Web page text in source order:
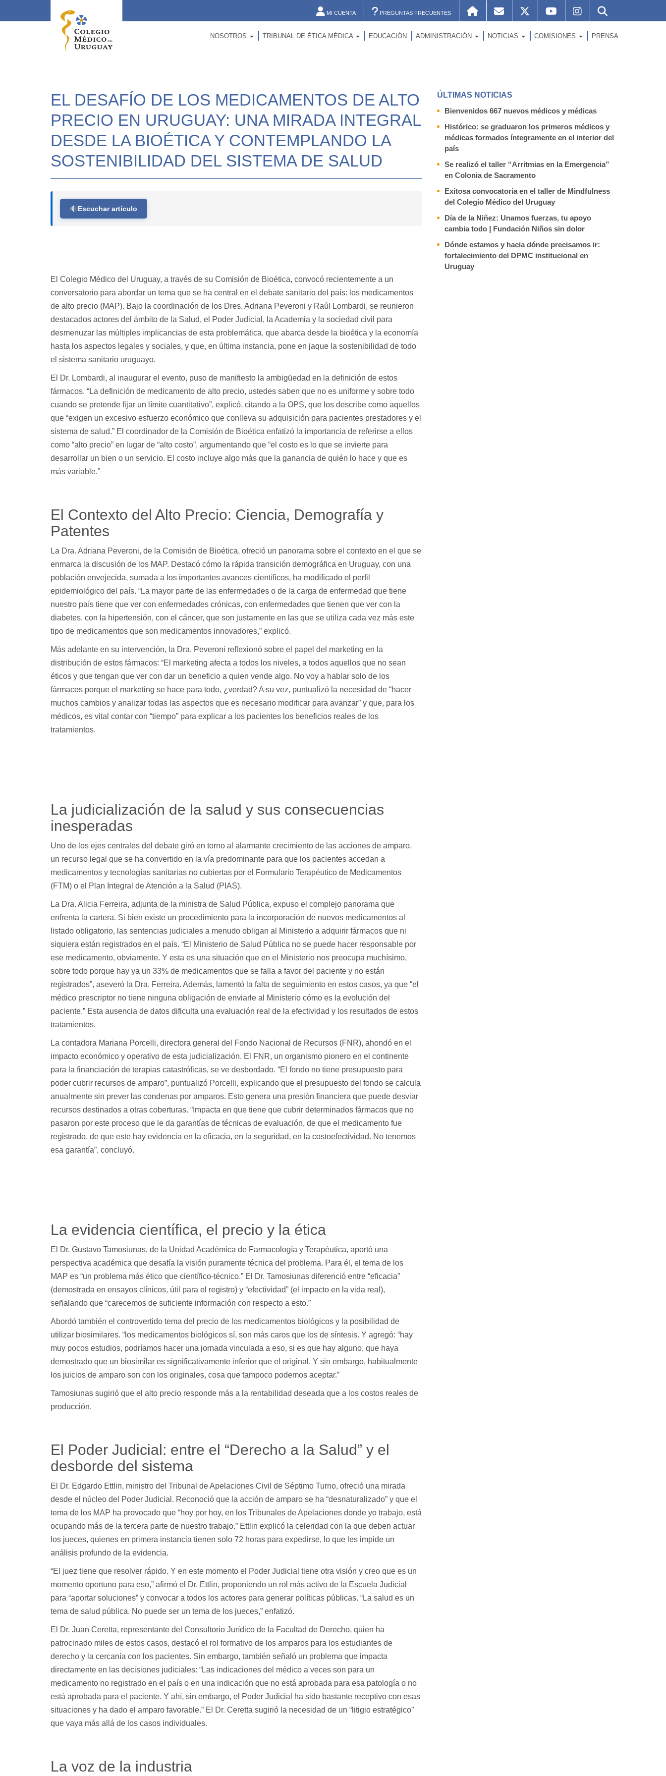
MI CUENTA PREGUNTAS FRECUENTES
NOSOTROS TRIBUNAL DE ÉTICA MÉDICA EDUCACIÓN ADMINISTRACIÓN NOTICIAS COMISIONES PRENSA
EL DESAFÍO DE LOS MEDICAMENTOS DE ALTO
PRECIO EN URUGUAY: UNA MIRADA INTEGRAL
DESDE LA BIOÉTICA Y CONTEMPLANDO LA
SOSTENIBILIDAD DEL SISTEMA DE SALUD
Escuchar artículo
El Colegio Médico del Uruguay, a través de su Comisión de Bioética, convocó recientemente a un
conversatorio para abordar un tema que se ha central en el debate sanitario del país: los medicamentos
de alto precio (MAP). Bajo la coordinación de los Dres. Adriana Peveroni y Raúl Lombardi, se reunieron
destacados actores del ámbito de la Salud, el Poder Judicial, la Academia y la sociedad civil para
desmenuzar las múltiples implicancias de esta problemática, que abarca desde la bioética y la economía
hasta los aspectos legales y sociales, y que, en última instancia, pone en jaque la sostenibilidad de todo
el sistema sanitario uruguayo.
El Dr. Lombardi, al inaugurar el evento, puso de manifiesto la ambigüedad en la definición de estos
fármacos. “La definición de medicamento de alto precio, ustedes saben que no es uniforme y sobre todo
cuando se pretende fijar un límite cuantitativo”, explicó, citando a la OPS, que los describe como aquellos
que “exigen un excesivo esfuerzo económico que conlleva su adquisición para pacientes prestadores y el
sistema de salud.” El coordinador de la Comisión de Bioética enfatizó la importancia de referirse a ellos
como “alto precio” en lugar de “alto costo”, argumentando que “el costo es lo que se invierte para
desarrollar un bien o un servicio. El costo incluye algo más que la ganancia de quién lo hace y que es
más variable.”
El Contexto del Alto Precio: Ciencia, Demografía y
Patentes
La Dra. Adriana Peveroni, de la Comisión de Bioética, ofreció un panorama sobre el contexto en el que se
enmarca la discusión de los MAP. Destacó cómo la rápida transición demográfica en Uruguay, con una
población envejecida, sumada a los importantes avances científicos, ha modificado el perfil
epidemiológico del país. “La mayor parte de las enfermedades o de la carga de enfermedad que tiene
nuestro país tiene que ver con enfermedades crónicas, con enfermedades que tienen que ver con la
diabetes, con la hipertensión, con el cáncer, que son justamente en las que se utiliza cada vez más este
tipo de medicamentos que son medicamentos innovadores,” explicó.
Más adelante en su intervención, la Dra. Peveroni reflexionó sobre el papel del marketing en la
distribución de estos fármacos: “El marketing afecta a todos los niveles, a todos aquellos que no sean
éticos y que tengan que ver con dar un beneficio a quien vende algo. No voy a hablar solo de los
fármacos porque el marketing se hace para todo, ¿verdad? A su vez, puntualizó la necesidad de “hacer
muchos cambios y analizar todas las aspectos que es necesario modificar para avanzar” y que, para los
médicos, es vital contar con “tiempo” para explicar a los pacientes los beneficios reales de los
tratamientos.
La judicialización de la salud y sus consecuencias
inesperadas
Uno de los ejes centrales del debate giró en torno al alarmante crecimiento de las acciones de amparo,
un recurso legal que se ha convertido en la vía predominante para que los pacientes accedan a
medicamentos y tecnologías sanitarias no cubiertas por el Formulario Terapéutico de Medicamentos
(FTM) o el Plan Integral de Atención a la Salud (PIAS).
La Dra. Alicia Ferreira, adjunta de la ministra de Salud Pública, expuso el complejo panorama que
enfrenta la cartera. Si bien existe un procedimiento para la incorporación de nuevos medicamentos al
listado obligatorio, las sentencias judiciales a menudo obligan al Ministerio a adquirir fármacos que ni
siquiera están registrados en el país. “El Ministerio de Salud Pública no se puede hacer responsable por
ese medicamento, obviamente. Y esta es una situación que en el Ministerio nos preocupa muchísimo,
sobre todo porque hay ya un 33% de medicamentos que se falla a favor del paciente y no están
registrados”, aseveró la Dra. Ferreira. Además, lamentó la falta de seguimiento en estos casos, ya que “el
médico prescriptor no tiene ninguna obligación de enviarle al Ministerio cómo es la evolución del
paciente.” Esta ausencia de datos dificulta una evaluación real de la efectividad y los resultados de estos
tratamientos.
La contadora Mariana Porcelli, directora general del Fondo Nacional de Recursos (FNR), ahondó en el
impacto económico y operativo de esta judicialización. El FNR, un organismo pionero en el continente
para la financiación de terapias catastróficas, se ve desbordado. “El fondo no tiene presupuesto para
poder cubrir recursos de amparo”, puntualizó Porcelli, explicando que el presupuesto del fondo se calcula
anualmente sin prever las condenas por amparos. Esto genera una presión financiera que puede desviar
recursos destinados a otras coberturas. “Impacta en que tiene que cubrir determinados fármacos que no
pasaron por este proceso que le da garantías de técnicas de evaluación, de que el medicamento fue
registrado, de que este hay evidencia en la eficacia, en la seguridad, en la costoefectividad. No tenemos
esa garantía”, concluyó.
La evidencia científica, el precio y la ética
El Dr. Gustavo Tamosiunas, de la Unidad Académica de Farmacología y Terapéutica, aportó una
perspectiva académica que desafía la visión puramente técnica del problema. Para él, el tema de los
MAP es “un problema más ético que científico-técnico.” El Dr. Tamosiunas diferenció entre “eficacia”
(demostrada en ensayos clínicos, útil para el registro) y “efectividad” (el impacto en la vida real),
señalando que “carecemos de suficiente información con respecto a esto.”
Abordó también el controvertido tema del precio de los medicamentos biológicos y la posibilidad de
utilizar biosimilares. “los medicamentos biológicos sí, son más caros que los de síntesis. Y agregó: “hay
muy pocos estudios, podríamos hacer una jornada vinculada a eso, si es que hay alguno, que haya
demostrado que un biosimilar es significativamente inferior que el original. Y sin embargo, habitualmente
los juicios de amparo son con los originales, cosa que tampoco podemos aceptar.”
Tamosiunas sugirió que el alto precio responde más a la rentabilidad deseada que a los costos reales de
producción.
El Poder Judicial: entre el “Derecho a la Salud” y el
desborde del sistema
El Dr. Edgardo Ettlin, ministro del Tribunal de Apelaciones Civil de Séptimo Turno, ofreció una mirada
desde el núcleo del Poder Judicial. Reconoció que la acción de amparo se ha “desnaturalizado” y que el
tema de los MAP ha provocado que “hoy por hoy, en los Tribunales de Apelaciones donde yo trabajo, está
ocupando más de la tercera parte de nuestro trabajo.” Ettlin explicó la celeridad con la que deben actuar
los jueces, quienes en primera instancia tienen solo 72 horas para expedirse, lo que les impide un
análisis profundo de la evidencia.
“El juez tiene que resolver rápido. Y en este momento el Poder Judicial tiene otra visión y creo que es un
momento oportuno para eso,” afirmó el Dr. Ettlin, proponiendo un rol más activo de la Escuela Judicial
para “aportar soluciones” y convocar a todos los actores para generar políticas públicas. “La salud es un
tema de salud pública. No puede ser un tema de los jueces,” enfatizó.
El Dr. Juan Ceretta, representante del Consultorio Jurídico de la Facultad de Derecho, quien ha
patrocinado miles de estos casos, destacó el rol formativo de los amparos para los estudiantes de
derecho y la cercanía con los pacientes. Sin embargo, también señaló un problema que impacta
directamente en las decisiones judiciales: “Las indicaciones del médico a veces son para un
medicamento no registrado en el país o en una indicación que no está aprobada para esa patología o no
está aprobada para el paciente. Y ahí, sin embargo, el Poder Judicial ha sido bastante receptivo con esas
situaciones y ha dado el amparo favorable.” El Dr. Ceretta sugirió la necesidad de un “litigio estratégico”
que vaya más allá de los casos individuales.
La voz de la industria
ÚLTIMAS NOTICIAS
Bienvenidos 667 nuevos médicos y médicas
Histórico: se graduaron los primeros médicos y
médicas formados íntegramente en el interior del
país
Se realizó el taller “Arritmias en la Emergencia”
en Colonia de Sacramento
Exitosa convocatoria en el taller de Mindfulness
del Colegio Médico del Uruguay
Día de la Niñez: Unamos fuerzas, tu apoyo
cambia todo | Fundación Niños sin dolor
Dónde estamos y hacia dónde precisamos ir:
fortalecimiento del DPMC institucional en
Uruguay